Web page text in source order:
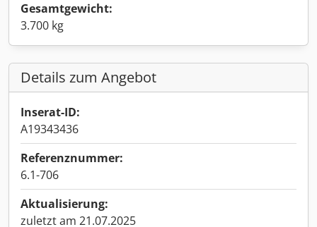
Gesamtgewicht:
3.700 kg
Details zum Angebot
Inserat-ID:
A19343436
Referenznummer:
6.1-706
Aktualisierung:
zuletzt am 21.07.2025